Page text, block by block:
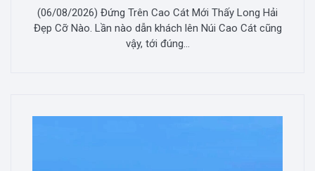
(06/08/2026) Đứng Trên Cao Cát Mới Thấy Long Hải
Đẹp Cỡ Nào. Lần nào dẫn khách lên Núi Cao Cát cũng
vậy, tới đúng...